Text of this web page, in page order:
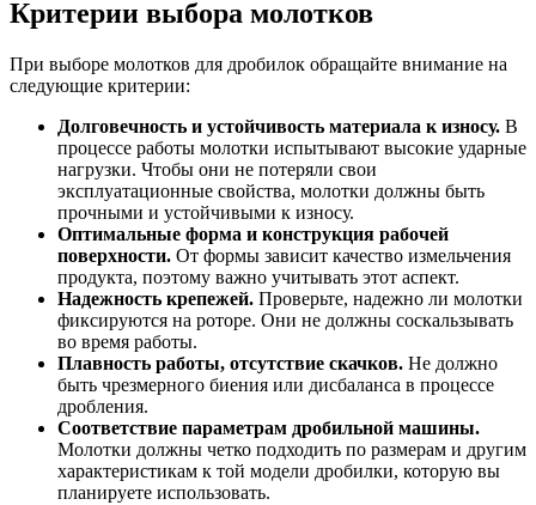
Критерии выбора молотков
При выборе молотков для дробилок обращайте внимание на
следующие критерии:
Долговечность и устойчивость материала к износу. В
процессе работы молотки испытывают высокие ударные
нагрузки. Чтобы они не потеряли свои
эксплуатационные свойства, молотки должны быть
прочными и устойчивыми к износу.
Оптимальные форма и конструкция рабочей
поверхности. От формы зависит качество измельчения
продукта, поэтому важно учитывать этот аспект.
Надежность крепежей. Проверьте, надежно ли молотки
фиксируются на роторе. Они не должны соскальзывать
во время работы.
Плавность работы, отсутствие скачков. Не должно
быть чрезмерного биения или дисбаланса в процессе
дробления.
Соответствие параметрам дробильной машины.
Молотки должны четко подходить по размерам и другим
характеристикам к той модели дробилки, которую вы
планируете использовать.